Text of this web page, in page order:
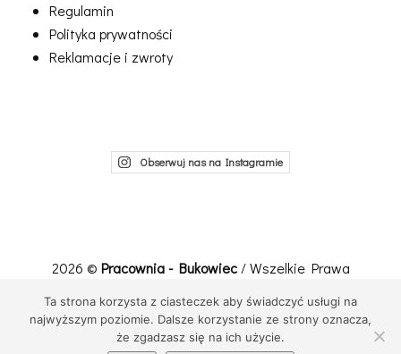
Regulamin
Polityka prywatności
Reklamacje i zwroty
Obserwuj nas na Instagramie
2026 © Pracownia - Bukowiec/ Wszelkie Prawa
Realizacja, wdrożenie:Net-Factory
Ta strona korzysta z ciasteczek aby świadczyć usługi na
najwyższym poziomie. Dalsze korzystanie ze strony oznacza,
że zgadzasz się na ich użycie.